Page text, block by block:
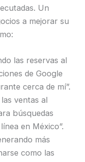
Un
a mejorar su
las reservas al
de Google
cerca de mí”.
ventas al
búsquedas
en México”.
más
como las